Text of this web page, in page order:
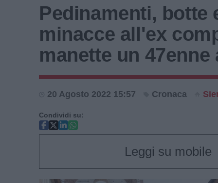
Pedinamenti, botte
minacce all'ex
manette un 47enne
20 Agosto 2022 15:57 Cronaca
Condividi su:
Leggi su mobile